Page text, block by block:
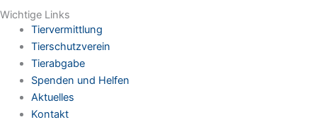
Wichtige Links
Tiervermittlung
Tierschutzverein
Tierabgabe
Spenden und Helfen
Aktuelles
Kontakt